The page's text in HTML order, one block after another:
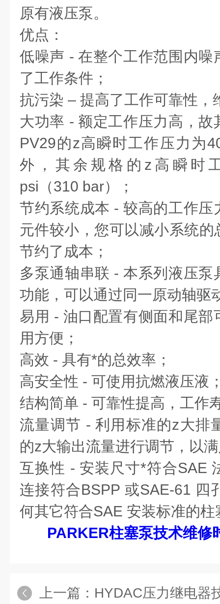
原有液压泵。
优点：
低噪声 - 在整个工作范围内噪
了工作条件；
抗污染 – 提高了工作可靠性，
大功率 - 额定工作压力高，故
PV29的z高瞬时工作压力为
外，其余规格的z高瞬时
psi（310 bar）；
节约系统成本 - 较高的工作压
元件较小，您可以减小系统
节约了成本；
多泵通轴串联 - 本系列液压泵
功能，可以通过同一原动轴驱
易用 - 油口配置有侧面和尾部
用方便；
高效 - 具有*的总效率；
高安全性 - 可使用抗燃液压液
结构简单 - 可靠性提高，工作
流量调节 - 利用标准的z大排
的z大输出流量进行调节，以
互换性 - 安装尺寸*符合SAE
连接符合BSPP 或SAE-61 四
何其它符合SAE 安装标准的柱
PARKER柱塞泵技术维修
上一篇： HYDAC压力继电器技